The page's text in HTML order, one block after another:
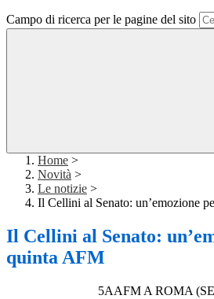
Campo di ricerca per le pagine del sito
Home >
Novità >
Le notizie >
Il Cellini al Senato: un’emozione
Il Cellini al Senato:
quinta AFM
5AAFM A ROMA